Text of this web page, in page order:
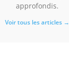
approfondis.
Voir tous les articles →